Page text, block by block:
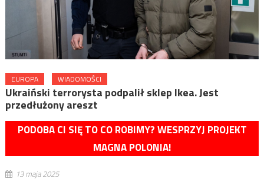
EUROPA WIADOMOŚCI
Ukraiński terrorysta podpalił sklep Ikea. Jest
przedłużony areszt
PODOBA CI SIĘ TO CO ROBIMY? WESPRZYJ PROJEKT
MAGNA POLONIA!
13 maja 2025